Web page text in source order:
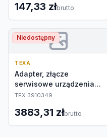
147,33 złbrutto
Niedostępny
TEXA
Adapter, złącze
serwisowe urządzenia
do klimatyzacji
TEX 3910349
3883,31 złbrutto